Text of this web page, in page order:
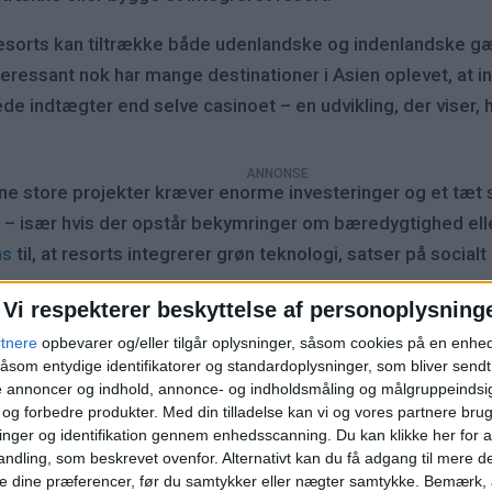
Vi respekterer beskyttelse af
opbevarer og/eller tilgår oplysninger, såsom cookies på en
entydige identifikatorer og standardoplysninger, som bliver
annoncer og indhold, annonce- og indholdsmåling og
forbedre produkter. Med din tilladelse kan vi og vores partnere
og identifikation gennem enhedsscanning. Du kan klikke her for
som beskrevet ovenfor. Alternativt kan du få adgang til mere
dine præferencer, før du samtykker eller nægter samtykke. Bemærk,
kan tiltrække både udenlandske og indenlandske
nok har mange destinationer i Asien oplevet, at
indtægter end selve casinoet – en udvikling, der viser,
store projekter kræver enorme investeringer og et tæt
især hvis der opstår bekymringer om bæredygtighed
til, at resorts integrerer grøn teknologi, satser på
tendenser
billede på, hvor ikoniske disse resorts kan blive. De
rummer også et casino, et kæmpe
Universal Studios og et gigantisk akvarium med